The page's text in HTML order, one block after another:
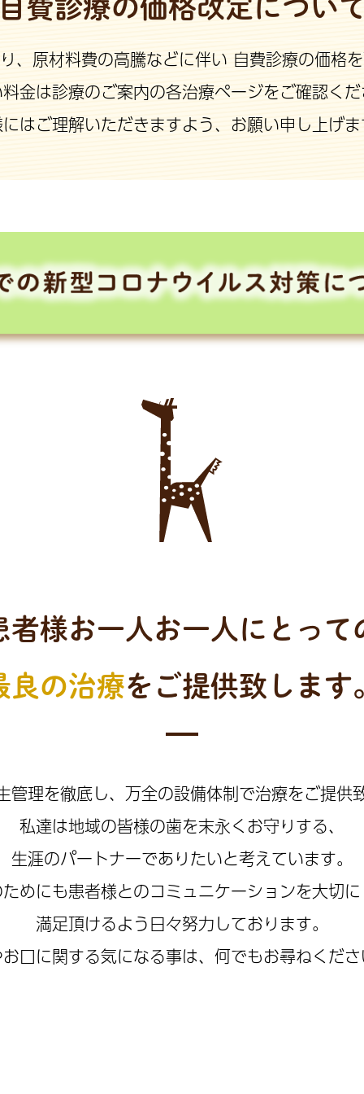
費診療の価格改定につい
、原材料費の高騰などに伴い 自費診療の価格
金は診療のご案内の各治療ページをご確認く
はご理解いただきますよう、お願い申し上げ
者様お一人お一人にとって
良の治療をご提供致します
管理を徹底し、万全の設備体制で治療をご提供
私達は地域の皆様の歯を末永くお守りする、
生涯のパートナーでありたいと考えています。
めにも患者様とのコミュニケーションを大切
満足頂けるよう日々努力しております。
口に関する気になる事は、何でもお尋ねくだ